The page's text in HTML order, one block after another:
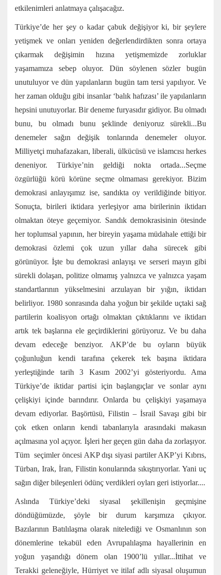
etkilenimleri anlatmaya çalışacağız.
Türkiye’de her şey o kadar çabuk değişiyor ki, bir şeylere
yetişmek ve onları yeniden değerlendirdikten sonra ortaya
çıkarmak değişimin hızına yetişmemizde zorluklar
yaşamamıza sebep oluyor. Dün söylenen sözler bugün
unutuluyor ve dün yapılanların bugün tam tersi yapılıyor. Ve
her zaman olduğu gibi insanlar ‘balık hafızası’ ile yapılanların
hepsini unutuyorlar. Bir deneme furyasıdır gidiyor. Bu olmadı
bunu, bu olmadı bunu şeklinde deniyoruz sürekli...Bu
denemeler sağın değişik tonlarında denemeler oluyor.
Milliyetçi muhafazakarı, liberali, ülkücüsü ve islamcısı herkes
deneniyor. Türkiye’nin geldiği nokta ortada...Seçme
özgürlüğü körü körüne seçme olmaması gerekiyor. Bizim
demokrasi anlayışımız ise, sandıkta oy verildiğinde bitiyor.
Sonuçta, birileri iktidara yerleşiyor ama birilerinin iktidarı
olmaktan öteye geçemiyor. Sandık demokrasisinin ötesinde
her toplumsal yapının, her bireyin yaşama müdahale ettiği bir
demokrasi özlemi çok uzun yıllar daha sürecek gibi
görünüyor. İşte bu demokrasi anlayışı ve serseri mayın gibi
sürekli dolaşan, politize olmamış yalnızca ve yalnızca yaşam
standartlarının yükselmesini arzulayan bir yığın, iktidarı
belirliyor. 1980 sonrasında daha yoğun bir şekilde uçtaki sağ
partilerin koalisyon ortağı olmaktan çıktıklarını ve iktidarı
artık tek başlarına ele geçirdiklerini görüyoruz. Ve bu daha
devam edeceğe benziyor. AKP’de bu oyların büyük
çoğunluğun kendi tarafına çekerek tek başına iktidara
yerleştiğinde tarih 3 Kasım 2002’yi gösteriyordu. Ama
Türkiye’de iktidar partisi için başlangıçlar ve sonlar aynı
çelişkiyi içinde barındırır. Onlarda bu çelişkiyi yaşamaya
devam ediyorlar. Başörtüsü, Filistin – İsrail Savaşı gibi bir
çok etken onların kendi tabanlarıyla arasındaki makasın
açılmasına yol açıyor. İşleri her geçen gün daha da zorlaşıyor.
Tüm seçimler öncesi AKP dışı siyasi partiler AKP’yi Kıbrıs,
Türban, Irak, İran, Filistin konularında sıkıştırıyorlar. Yani uç
sağın diğer bileşenleri ödünç verdikleri oyları geri istiyorlar....
Aslında Türkiye’deki siyasal şekillenişin geçmişine
döndüğümüzde, şöyle bir durum karşımıza çıkıyor.
Bazılarının Batılılaşma olarak nitelediği ve Osmanlının son
dönemlerine tekabül eden Avrupalılaşma hayallerinin en
yoğun yaşandığı dönem olan 1900’lü yıllar...İttihat ve
Terakki geleneğiyle, Hürriyet ve itilaf adlı siyasal oluşumun